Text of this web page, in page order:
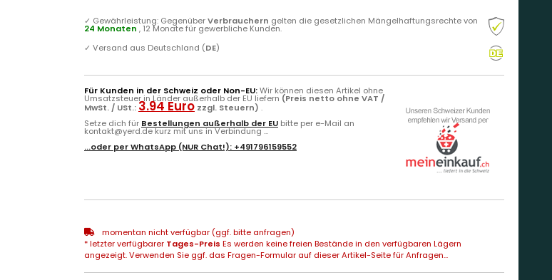
✓ Gewährleistung: GegenüberVerbrauchern gelten die gesetzlichen Mängelhaftungsrechte von
24 Monaten , 12 Monate für gewerbliche Kunden.
✓ Versand aus Deutschland (DE)
Für Kunden in der Schweiz oder Non-EU:Wir können diesen Artikel ohne
Umsatzsteuer in Länder außerhalb der EU liefern (Preis netto ohne VAT /
MwSt. / USt.: 3.94 Euro zzgl. Steuern) .
Setze dich für Bestellungen außerhalb der EU bitte per e-Mail an
kontakt@yerd.de kurz mit uns in Verbindung ...
...oder perWhatsApp (NUR Chat!): +491796159552
momentan nicht verfügbar (ggf. bitte anfragen)
* letzter verfügbarer Tages-Preis Es werden keine freien Bestände in den verfügbaren Lägern
angezeigt. Verwenden Sie ggf. das Fragen-Formular auf dieser Artikel-Seite für Anfragen...